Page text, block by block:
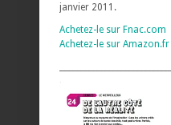
janvier 2011.
Achetez-le sur Fnac.com
Achetez-le sur Amazon.fr